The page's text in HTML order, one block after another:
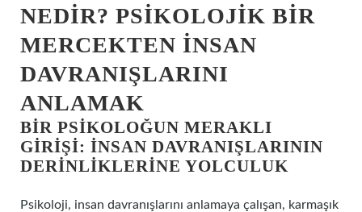
NEDIR? PSIKOLOJIK BIR
MERCEKTEN İNSAN
DAVRANIŞLARINI
ANLAMAK
BIR PSIKOLOĞUN MERAKLI
GIRIŞI: İNSAN DAVRANIŞLARININ
DERINLIKLERINE YOLCULUK
Psikoloji, insan davranışlarını anlamaya çalışan, karmaşık